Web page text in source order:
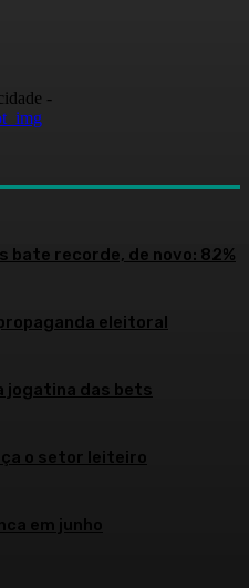
-
bate recorde, de novo: 82%
eleitoral
jogatina das bets
o setor leiteiro
em junho